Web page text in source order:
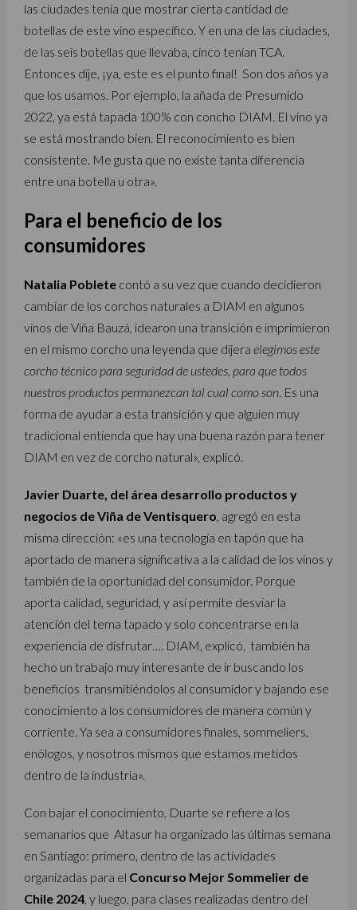
las ciudades tenía que mostrar cierta cantidad de
botellas de este vino específico. Y en una de las ciudades,
de las seis botellas que llevaba, cinco tenían TCA.
Entonces dije, ¡ya, este es el punto final! Son dos años ya
que los usamos. Por ejemplo, la añada de Presumido
2022, ya está tapada 100% con concho DIAM. El vino ya
se está mostrando bien. El reconocimiento es bien
consistente. Me gusta que no existe tanta diferencia
entre una botella u otra».
Para el beneficio de los
consumidores
Natalia Poblete contó a su vez que cuando decidieron
cambiar de los corchos naturales a DIAM en algunos
vinos de Viña Bauzá, idearon una transición e imprimieron
en el mismo corcho una leyenda que dijera elegimos este
corcho técnico para seguridad de ustedes, para que todos
nuestros productos permanezcan tal cual como son. Es una
forma de ayudar a esta transición y que alguien muy
tradicional entienda que hay una buena razón para tener
DIAM en vez de corcho natural», explicó.
Javier Duarte, del área desarrollo productos y
negocios de Viña de Ventisquero, agregó en esta
misma dirección: «es una tecnología en tapón que ha
aportado de manera significativa a la calidad de los vinos y
también de la oportunidad del consumidor. Porque
aporta calidad, seguridad, y así permite desviar la
atención del tema tapado y solo concentrarse en la
experiencia de disfrutar…. DIAM, explicó, también ha
hecho un trabajo muy interesante de ir buscando los
beneficios transmitiéndolos al consumidor y bajando ese
conocimiento a los consumidores de manera común y
corriente. Ya sea a consumidores finales, sommeliers,
enólogos, y nosotros mismos que estamos metidos
dentro de la industria».
Con bajar el conocimiento, Duarte se refiere a los
semanarios que Altasur ha organizado las últimas semana
en Santiago: primero, dentro de las actividades
organizadas para el Concurso Mejor Sommelier de
Chile 2024, y luego, para clases realizadas dentro del